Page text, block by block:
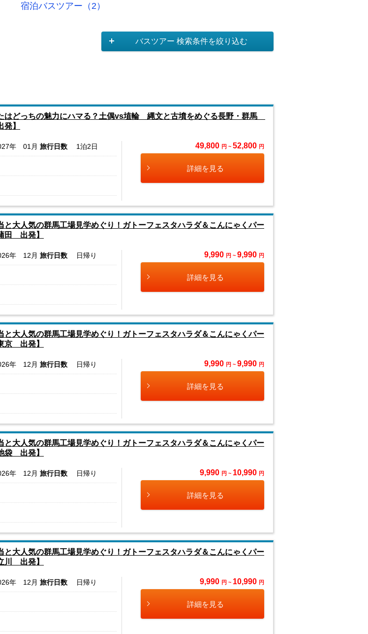
宿泊バスツアー（2）
バスツアー 検索条件を絞り込む
はどっちの魅力にハマる？土偶vs埴輪 縄文と古墳をめぐる長野・群馬
】
年 01月 旅行日数 1泊2日 49,800 円 ~ 52,800 円
詳細を見る
と大人気の群馬工場見学めぐり！ガトーフェスタハラダ＆こんにゃくパー
田 出発】
年 12月 旅行日数 日帰り 9,990 円 ~ 9,990 円
詳細を見る
と大人気の群馬工場見学めぐり！ガトーフェスタハラダ＆こんにゃくパー
京 出発】
年 12月 旅行日数 日帰り 9,990 円 ~ 9,990 円
詳細を見る
と大人気の群馬工場見学めぐり！ガトーフェスタハラダ＆こんにゃくパー
袋 出発】
年 12月 旅行日数 日帰り 9,990 円 ~ 10,990 円
詳細を見る
と大人気の群馬工場見学めぐり！ガトーフェスタハラダ＆こんにゃくパー
川 出発】
年 12月 旅行日数 日帰り 9,990 円 ~ 10,990 円
詳細を見る